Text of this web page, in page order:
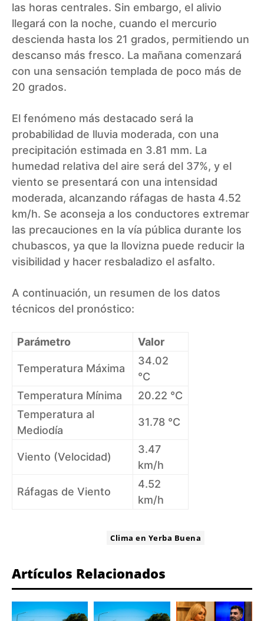
las horas centrales. Sin embargo, el alivio
llegará con la noche, cuando el mercurio
descienda hasta los 21 grados, permitiendo un
descanso más fresco. La mañana comenzará
con una sensación templada de poco más de
20 grados.
El fenómeno más destacado será la
probabilidad de lluvia moderada, con una
precipitación estimada en 3.81 mm. La
humedad relativa del aire será del 37%, y el
viento se presentará con una intensidad
moderada, alcanzando ráfagas de hasta 4.52
km/h. Se aconseja a los conductores extremar
las precauciones en la vía pública durante los
chubascos, ya que la llovizna puede reducir la
visibilidad y hacer resbaladizo el asfalto.
A continuación, un resumen de los datos
técnicos del pronóstico:
Parámetro Valor
Temperatura Máxima
34.02
°C
Temperatura Mínima
20.22 °C
Temperatura al
Mediodía
31.78 °C
Viento (Velocidad)
3.47
km/h
Ráfagas de Viento
4.52
km/h
Clima en Yerba Buena
Artículos Relacionados